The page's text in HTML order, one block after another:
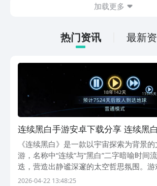
自体验，那就去九游平
娱旗下产品，大平台有保
戏，登录即送福利券、0
加载更多
热门资讯 最新
连续黑白手游安卓下载分享 连续黑
安卓iOS安装攻略
《连续黑白》是一款以宇宙探索为背景
游，名称中“连续”与“黑白”二字暗喻时间
迭，营造出静谧深邃的太空哲思氛围。
操作与即时对抗机制，主打低门槛、低压
2026-04-22 13:48:25